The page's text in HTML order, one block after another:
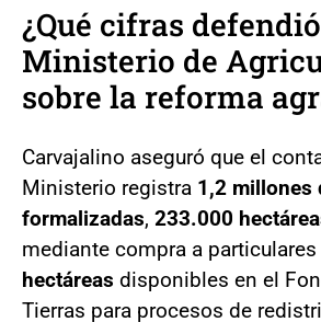
¿Qué cifras
Ministerio de
sobre la reforma
Carvajalino aseguró que el
Ministerio registra 1,2 millones
formalizadas, 233.000
mediante compra a particulares
hectáreas disponibles en el
Tierras para procesos de